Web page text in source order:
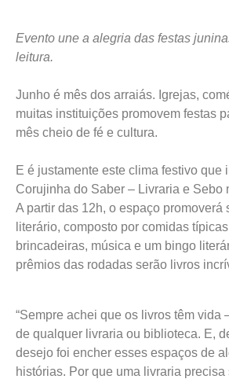
Evento une a alegria das festas
leitura.
Junho é mês dos arraiás. Igrejas,
muitas instituições promovem festas
mês cheio de fé e cultura.
E é justamente este clima festivo que
Corujinha do Saber – Livraria e Sebo
A partir das 12h, o espaço promoverá
literário, composto por comidas
brincadeiras, música e um bingo
prêmios das rodadas serão livros
“Sempre achei que os livros têm
de qualquer livraria ou biblioteca. E,
desejo foi encher esses espaços de
histórias. Por que uma livraria precisa